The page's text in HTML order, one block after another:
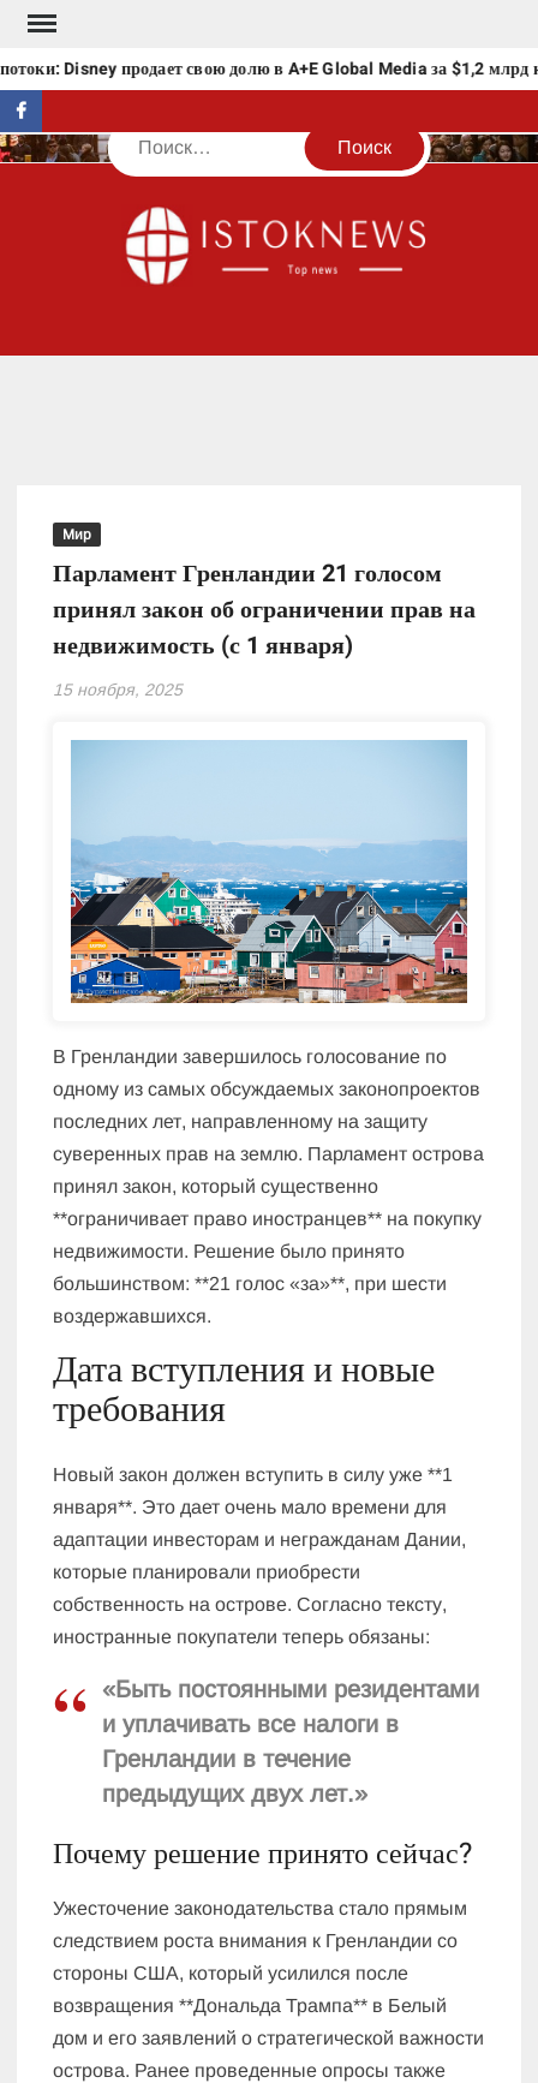
Перейти
содержимому
Disney продает свою долю в A+E Global Media за $1,2 млрд
facebook
Поиск
Мир
Парламент Гренландии 21 голосом
принял закон об ограничении прав на
недвижимость (с 1 января)
15 ноября, 2025
В Гренландии завершилось голосование по
одному из самых обсуждаемых законопроектов
последних лет, направленному на защиту
суверенных прав на землю. Парламент острова
принял закон, который существенно
**ограничивает право иностранцев** на покупку
недвижимости. Решение было принято
большинством: **21 голос «за»**, при шести
воздержавшихся.
Дата вступления и новые
требования
Новый закон должен вступить в силу уже **1
января**. Это дает очень мало времени для
адаптации инвесторам и негражданам Дании,
которые планировали приобрести
собственность на острове. Согласно тексту,
иностранные покупатели теперь обязаны:
«Быть постоянными резидентами
и уплачивать все налоги в
Гренландии в течение
предыдущих двух лет.»
Почему решение принято сейчас?
Ужесточение законодательства стало прямым
следствием роста внимания к Гренландии со
стороны США, который усилился после
возвращения **Дональда Трампа** в Белый
дом и его заявлений о стратегической важности
острова. Ранее проведенные опросы также